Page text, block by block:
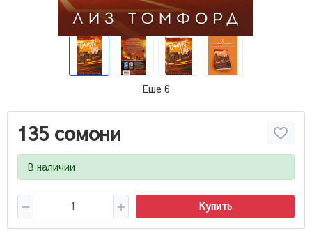
Еще 6
135 сомони
В наличии
Купить